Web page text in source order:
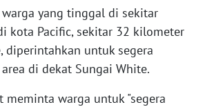
yang tinggal di sekitar
kota Pacific, sekitar 32 kilometer
diperintahkan untuk segera
di dekat Sungai White.
meminta warga untuk "segera